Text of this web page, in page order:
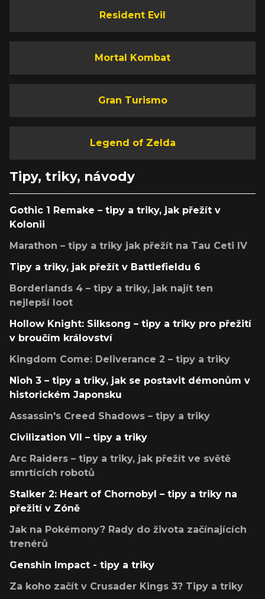
Resident Evil
Mortal Kombat
Gran Turismo
Legend of Zelda
Tipy, triky, návody
Gothic 1 Remake – tipy a triky, jak přežít v
Kolonii
Marathon – tipy a triky jak přežít na Tau Ceti IV
Tipy a triky, jak přežít v Battlefieldu 6
Borderlands 4 – tipy a triky, jak najít ten
nejlepší loot
Hollow Knight: Silksong – tipy a triky pro přežití
v broučím království
Kingdom Come: Deliverance 2 – tipy a triky
Nioh 3 – tipy a triky, jak se postavit démonům v
historickém Japonsku
Assassin's Creed Shadows – tipy a triky
Civilization VII – tipy a triky
Arc Raiders – tipy a triky, jak přežít ve světě
smrtících robotů
Stalker 2: Heart of Chornobyl – tipy a triky na
přežití v Zóně
Jak na Pokémony? Rady do života začínajících
trenérů
Genshin Impact - tipy a triky
Za koho začít v Crusader Kings 3? Tipy a triky